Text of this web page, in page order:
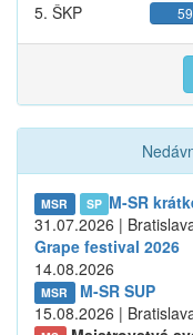
5. ŠKP
MSR SP M-SR
31.07.2026 |
Grape festival 2026
14.08.2026
MSR
M-SR SUP
15.08.2026 |